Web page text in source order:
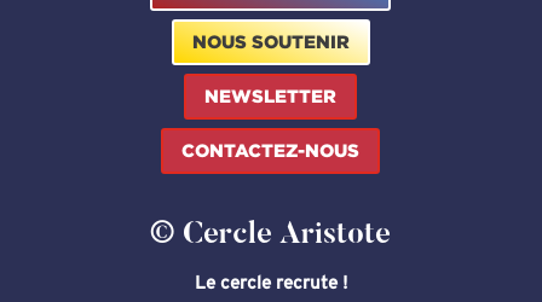
NOUS SOUTENIR
NEWSLETTER
CONTACTEZ-NOUS
© Cercle Aristote
Le cercle recrute !